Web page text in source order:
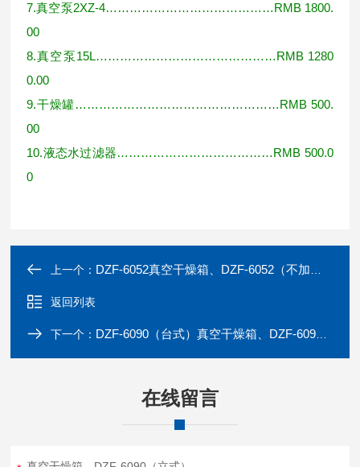
7.真空泵2XZ-4……………………………………RMB 1800.
00
8.真空泵15L………………………………………RMB 1280
0.00
9.干燥罐……………………………………………RMB 500.
00
10.液态水过滤器…………………………………RMB 500.0
0
上一个： DZF-6052真空干燥箱、DZF-6052（不加热型）
返回列表
下一个： DZF-6090（台式）真空干燥箱、DZF-6090（台式）
在线留言